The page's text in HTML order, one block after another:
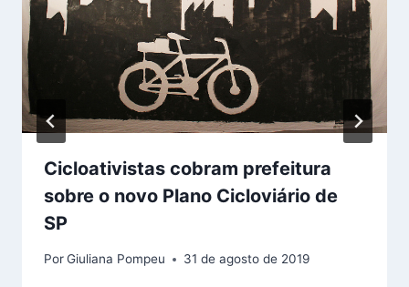
Cicloativistas cobram prefeitura
sobre o novo Plano Cicloviário de
SP
PorGiuliana Pompeu 31 de agosto de 2019